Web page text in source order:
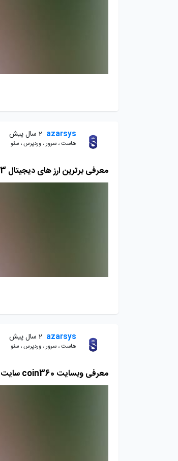
azarsys 2 سال پیش
هاست ، سرور ، وردپرس ، سئو
معرفی برترین ارز های دیجیتال 2023
azarsys 2 سال پیش
هاست ، سرور ، وردپرس ، سئو
معرفی وبسایت coin360 سایت نقشه بازار ارز دیجیتال